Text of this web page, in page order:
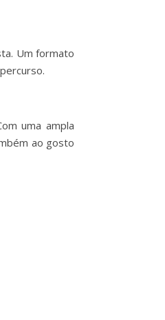
Um formato
uma ampla
ao gosto